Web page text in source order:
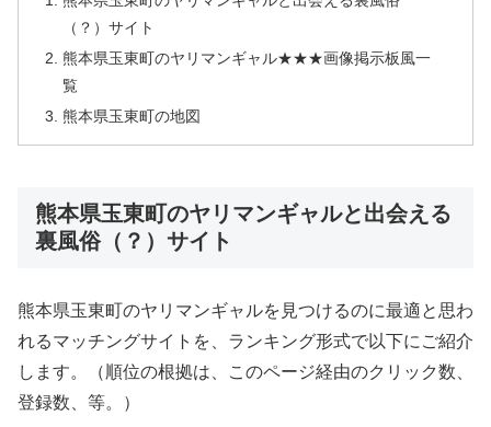
（？）サイト
熊本県玉東町のヤリマンギャル★★★画像掲示板風一
覧
熊本県玉東町の地図
熊本県玉東町のヤリマンギャルと出会える
裏風俗（？）サイト
熊本県玉東町のヤリマンギャルを見つけるのに最適と思わ
れるマッチングサイトを、ランキング形式で以下にご紹介
します。（順位の根拠は、このページ経由のクリック数、
登録数、等。）